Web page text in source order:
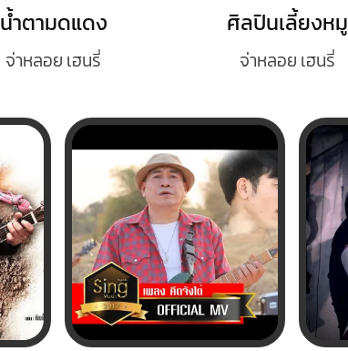
น้ำตามดแดง
จ่าหลอย เฮนรี่
ศิลปินเลี้ยงหมู
จ่าหลอย เฮนรี่